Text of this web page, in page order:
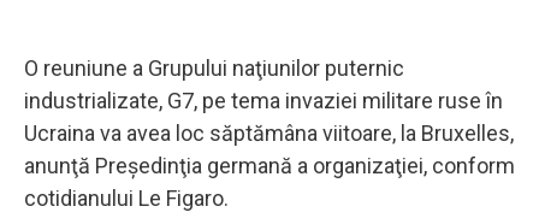
O reuniune a Grupului naţiunilor puternic
industrializate, G7, pe tema invaziei militare ruse în
Ucraina va avea loc săptămâna viitoare, la Bruxelles,
anunţă Preşedinţia germană a organizaţiei, conform
cotidianului Le Figaro.